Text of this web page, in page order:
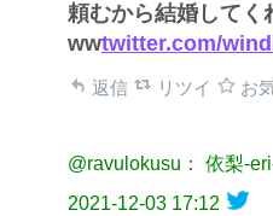
頼むから結婚してく
wwtwitter.com/
返信 リツイ お
@ravulokusu： 依梨-
2021-12-03 17:12